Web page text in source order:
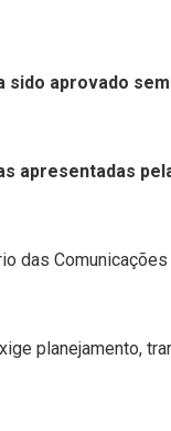
aprovado
apresentadas
das
planejamento,